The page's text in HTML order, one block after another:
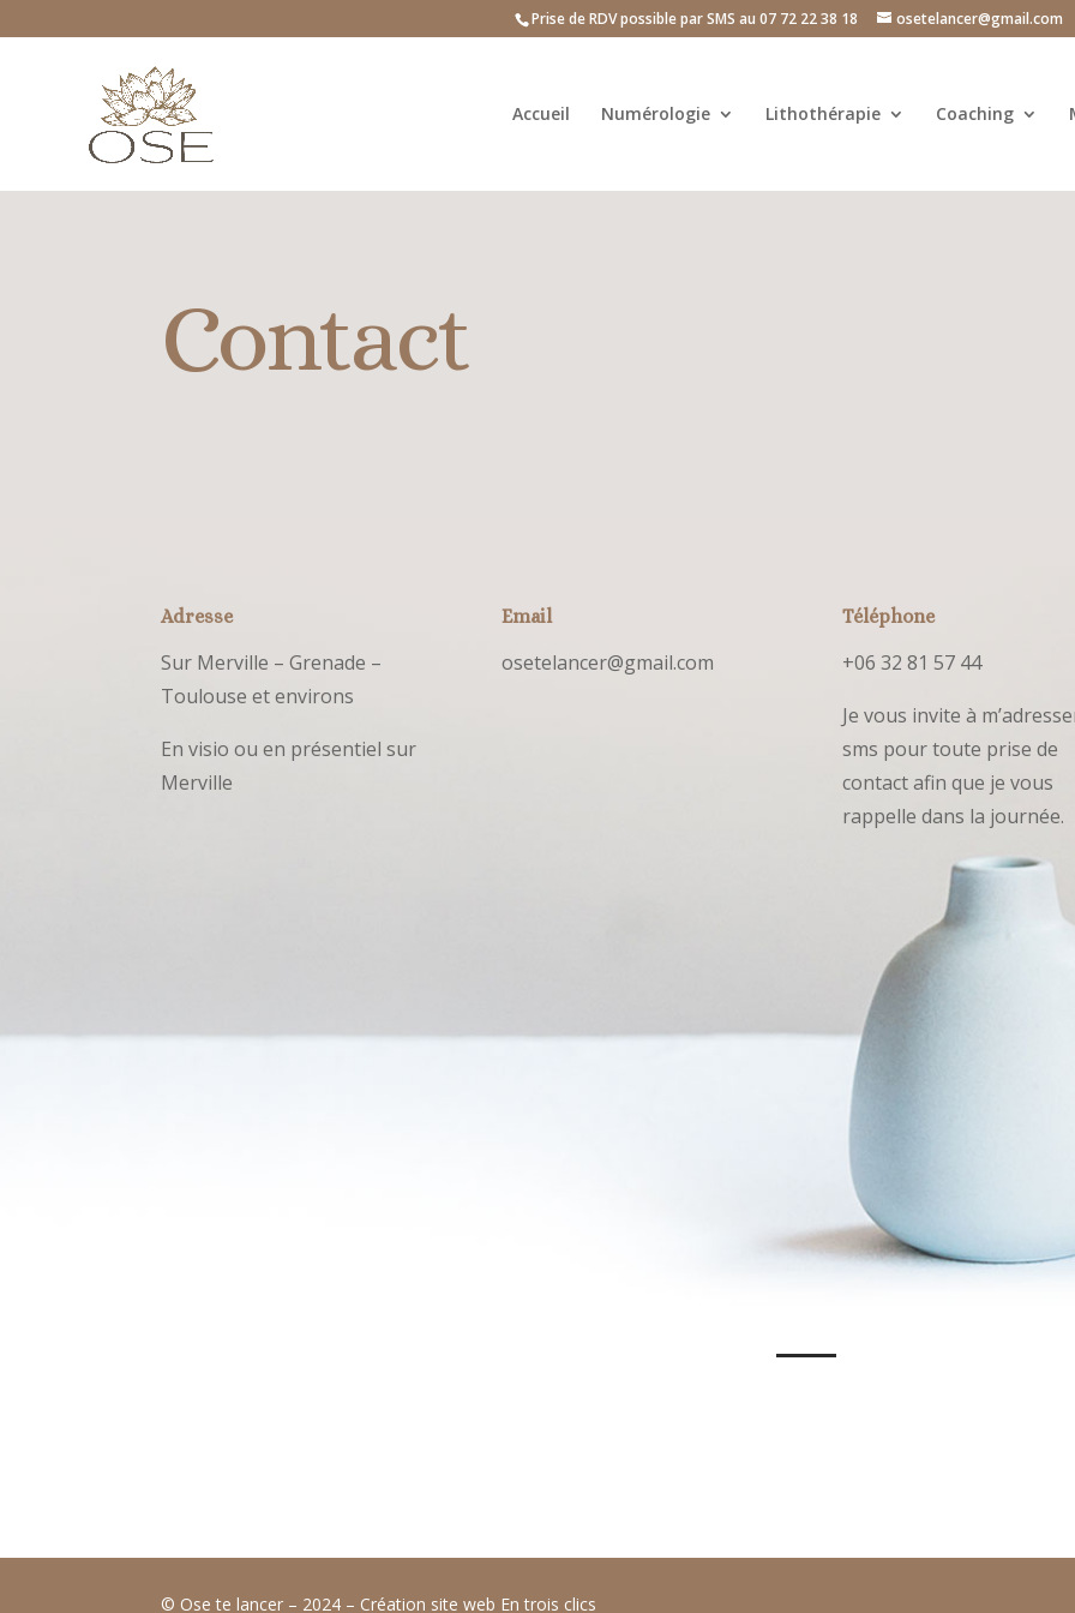
Prise de RDV possible par SMS au 07 72 22 38 18 osetelancer@gmail.com
Accueil Numérologie Lithothérapie Coaching
Contact
Adresse
Sur Merville – Grenade –
Toulouse et environs
En visio ou en présentiel sur
Merville
Email
osetelancer@gmail.com
Téléphone
+06 32 81 57 44
Je vous invite à
sms pour toute prise de
contact afin que je vous
rappelle dans la journée.
© Ose te lancer – 2024 – Création site web En trois clics